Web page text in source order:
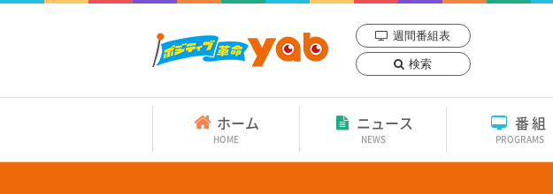
週間番組表
検索
ホーム
HOME
ニュース
NEWS
番組
PROGRAMS